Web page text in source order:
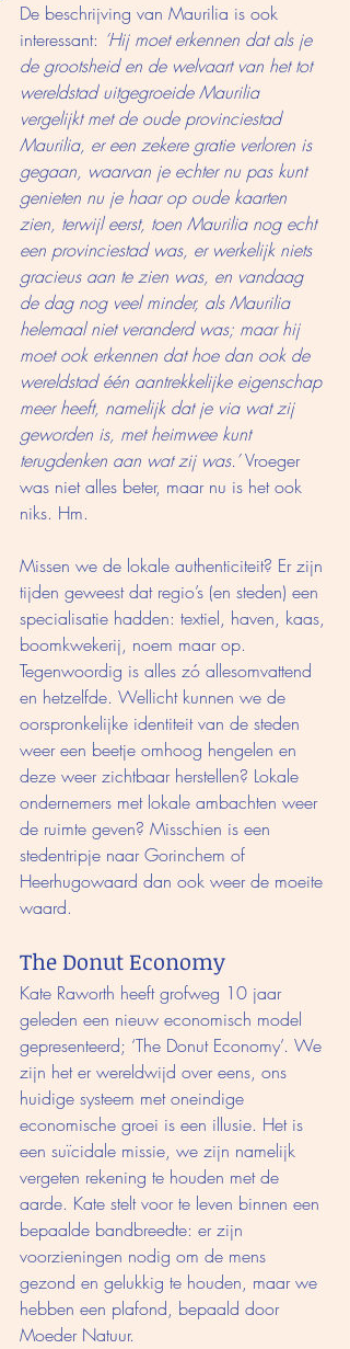
De beschrijving van Maurilia is ook
interessant: ‘Hij moet erkennen dat als je
de grootsheid en de welvaart van het tot
wereldstad uitgegroeide Maurilia
vergelijkt met de oude provinciestad
Maurilia, er een zekere gratie verloren is
gegaan, waarvan je echter nu pas kunt
genieten nu je haar op oude kaarten
zien, terwijl eerst, toen Maurilia nog echt
een provinciestad was, er werkelijk niets
gracieus aan te zien was, en vandaag
de dag nog veel minder, als Maurilia
helemaal niet veranderd was; maar hij
moet ook erkennen dat hoe dan ook de
wereldstad één aantrekkelijke eigenschap
meer heeft, namelijk dat je via wat zij
geworden is, met heimwee kunt
terugdenken aan wat zij was.’ Vroeger
was niet alles beter, maar nu is het ook
niks. Hm.
Missen we de lokale authenticiteit? Er zijn
tijden geweest dat regio’s (en steden) een
specialisatie hadden: textiel, haven, kaas,
boomkwekerij, noem maar op.
Tegenwoordig is alles zó allesomvattend
en hetzelfde. Wellicht kunnen we de
oorspronkelijke identiteit van de steden
weer een beetje omhoog hengelen en
deze weer zichtbaar herstellen? Lokale
ondernemers met lokale ambachten weer
de ruimte geven? Misschien is een
stedentripje naar Gorinchem of
Heerhugowaard dan ook weer de moeite
waard.
The Donut Economy
Kate Raworth heeft grofweg 10 jaar
geleden een nieuw economisch model
gepresenteerd; ‘The Donut Economy’. We
zijn het er wereldwijd over eens, ons
huidige systeem met oneindige
economische groei is een illusie. Het is
een suïcidale missie, we zijn namelijk
vergeten rekening te houden met de
aarde. Kate stelt voor te leven binnen een
bepaalde bandbreedte: er zijn
voorzieningen nodig om de mens
gezond en gelukkig te houden, maar we
hebben een plafond, bepaald door
Moeder Natuur.